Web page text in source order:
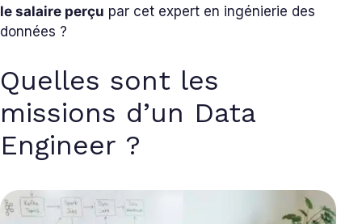
le salaire perçu par cet expert en ingénierie des
données ?
Quelles sont les
missions d’un Data
Engineer ?